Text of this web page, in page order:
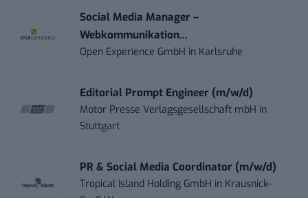
Social Media Manager –
Webkommunikation...
Open Experience GmbH in Karlsruhe
Editorial Prompt Engineer (m/w/d)
Motor Presse Verlagsgesellschaft mbH in
Stuttgart
PR & Social Media Coordinator (m/w/d)
Tropical Island Holding GmbH in Krausnick-